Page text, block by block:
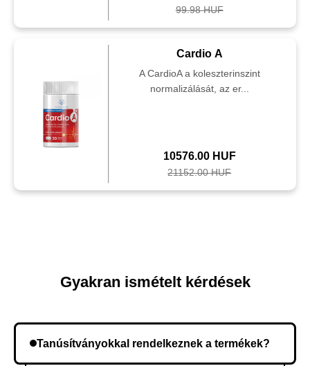
99.98 HUF
Cardio A
A CardioA a koleszterinszint
normalizálását, az er...
10576.00 HUF
21152.00 HUF
Gyakran ismételt kérdések
Tanúsítványokkal rendelkeznek a termékek?